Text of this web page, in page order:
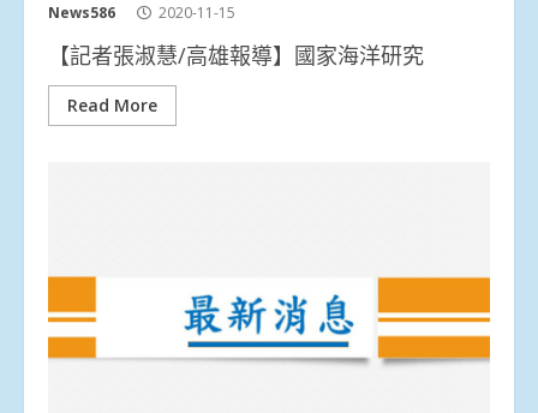
News586 2020-11-15
【記者張淑慧/高雄報導】國家海洋研究
Read More